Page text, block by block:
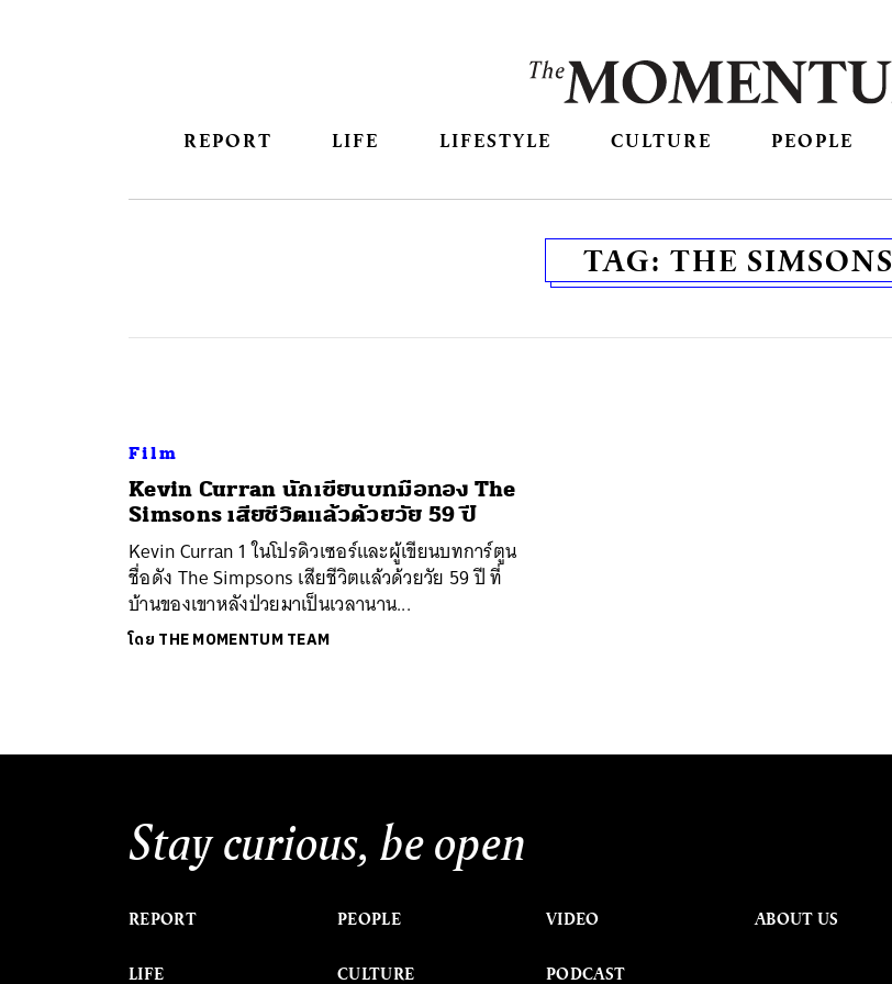
REPORT LIFE LIFESTYLE CULTURE PEOPLE
TAG: THE SIMSONS
Film
Kevin Curran นักเขียนบทมือทอง The
Simsons เสียชีวิตแล้วด้วยวัย 59 ปี
Kevin Curran 1 ในโปรดิวเซอร์และผู้เขียนบทการ์ตูน
ชื่อดัง The Simpsons เสียชีวิตแล้วด้วยวัย 59 ปี ที่
บ้านของเขาหลังป่วยมาเป็นเวลานาน...
โดย THE MOMENTUM TEAM
Stay curious, be open
REPORT
LIFE
PEOPLE
CULTURE
VIDEO
PODCAST
ABOUT US